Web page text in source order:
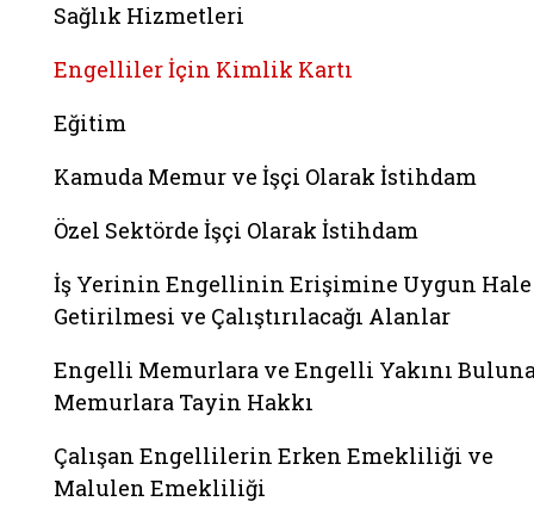
Sağlık Hizmetleri
Engelliler İçin Kimlik Kartı
Eğitim
Kamuda Memur ve İşçi Olarak İstihdam
Özel Sektörde İşçi Olarak İstihdam
İş Yerinin Engellinin Erişimine Uygun Hale
Getirilmesi ve Çalıştırılacağı Alanlar
Engelli Memurlara ve Engelli Yakını
Memurlara Tayin Hakkı
Çalışan Engellilerin Erken Emekliliği ve
Malulen Emekliliği